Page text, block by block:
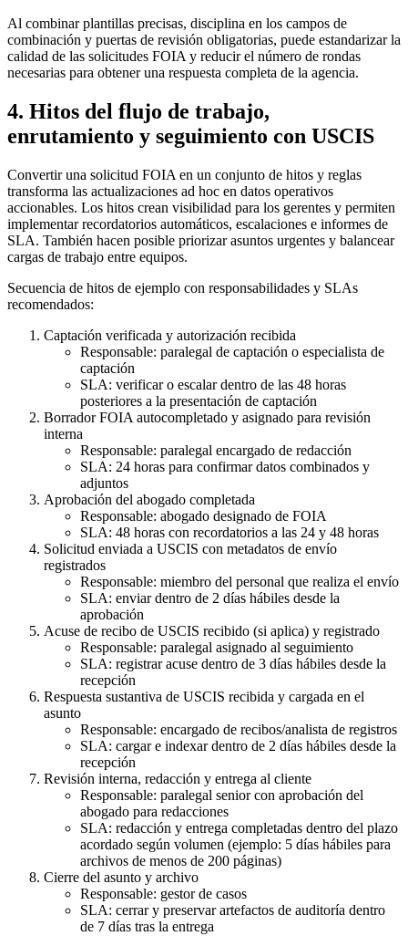
Al combinar plantillas precisas, disciplina en los campos de
combinación y puertas de revisión obligatorias, puede estandarizar la
calidad de las solicitudes FOIA y reducir el número de rondas
necesarias para obtener una respuesta completa de la agencia.
4. Hitos del flujo de trabajo,
enrutamiento y seguimiento con USCIS
Convertir una solicitud FOIA en un conjunto de hitos y reglas
transforma las actualizaciones ad hoc en datos operativos
accionables. Los hitos crean visibilidad para los gerentes y permiten
implementar recordatorios automáticos, escalaciones e informes de
SLA. También hacen posible priorizar asuntos urgentes y balancear
cargas de trabajo entre equipos.
Secuencia de hitos de ejemplo con responsabilidades y SLAs
recomendados:
Captación verificada y autorización recibida
Responsable: paralegal de captación o especialista de
captación
SLA: verificar o escalar dentro de las 48 horas
posteriores a la presentación de captación
Borrador FOIA autocompletado y asignado para revisión
interna
Responsable: paralegal encargado de redacción
SLA: 24 horas para confirmar datos combinados y
adjuntos
Aprobación del abogado completada
Responsable: abogado designado de FOIA
SLA: 48 horas con recordatorios a las 24 y 48 horas
Solicitud enviada a USCIS con metadatos de envío
registrados
Responsable: miembro del personal que realiza el envío
SLA: enviar dentro de 2 días hábiles desde la
aprobación
Acuse de recibo de USCIS recibido (si aplica) y registrado
Responsable: paralegal asignado al seguimiento
SLA: registrar acuse dentro de 3 días hábiles desde la
recepción
Respuesta sustantiva de USCIS recibida y cargada en el
asunto
Responsable: encargado de recibos/analista de registros
SLA: cargar e indexar dentro de 2 días hábiles desde la
recepción
Revisión interna, redacción y entrega al cliente
Responsable: paralegal senior con aprobación del
abogado para redacciones
SLA: redacción y entrega completadas dentro del plazo
acordado según volumen (ejemplo: 5 días hábiles para
archivos de menos de 200 páginas)
Cierre del asunto y archivo
Responsable: gestor de casos
SLA: cerrar y preservar artefactos de auditoría dentro
de 7 días tras la entrega